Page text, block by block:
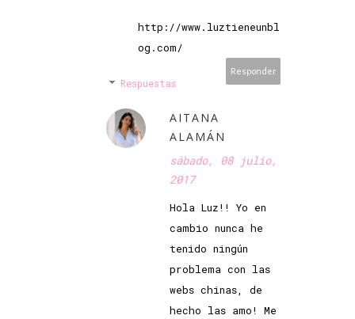
http://www.luztieneunbl
og.com/
Responder
Respuestas
AITANA
ALAMÁN
sábado, 08 julio,
2017
Hola Luz!! Yo en
cambio nunca he
tenido ningún
problema con las
webs chinas, de
hecho las amo! Me